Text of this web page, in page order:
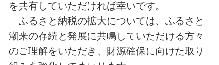
を共有していただければ幸いです。
ふるさと納税の拡大については、ふるさと
潮来の存続と発展に共鳴していただける方々
のご理解をいただき、財源確保に向けた取り